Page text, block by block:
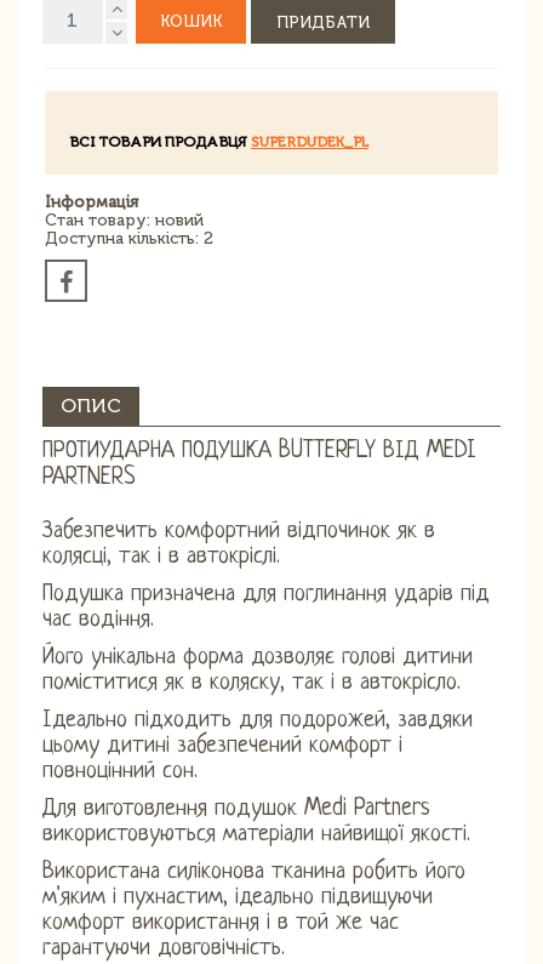
КОШИК ПРИДБАТИ
ВСІ ТОВАРИ ПРОДАВЦЯ SUPERDUDEK_PL
Інформація
Стан товару: новий
Доступна кількість: 2
ОПИС
ПРОТИУДАРНА ПОДУШКА BUTTERFLY ВІД MEDI
PARTNERS
Забезпечить комфортний відпочинок як в
колясці, так і в автокріслі.
Подушка призначена для поглинання ударів під
час водіння.
Його унікальна форма дозволяє голові дитини
поміститися як в коляску, так і в автокрісло.
Ідеально підходить для подорожей, завдяки
цьому дитині забезпечений комфорт і
повноцінний сон.
Для виготовлення подушок Medi Partners
використовуються матеріали найвищої якості.
Використана силіконова тканина робить його
м'яким і пухнастим, ідеально підвищуючи
комфорт використання і в той же час
гарантуючи довговічність.